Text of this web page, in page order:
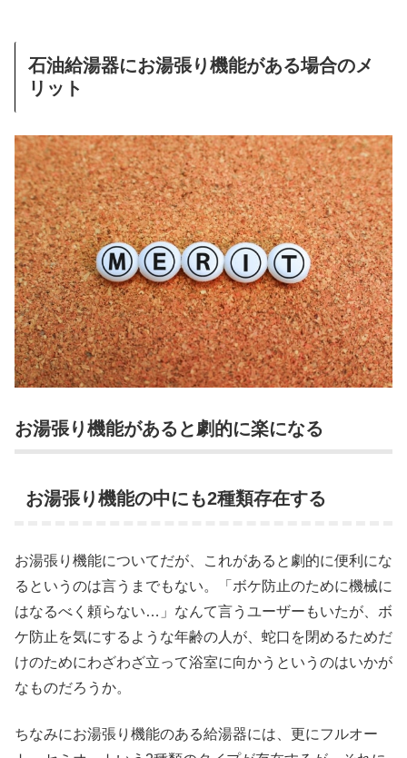
石油給湯器にお湯張り機能がある場合のメ
リット
お湯張り機能があると劇的に楽になる
お湯張り機能の中にも2種類存在する
お湯張り機能についてだが、これがあると劇的に便利にな
るというのは言うまでもない。「ボケ防止のために機械に
はなるべく頼らない…」なんて言うユーザーもいたが、ボ
ケ防止を気にするような年齢の人が、蛇口を閉めるためだ
けのためにわざわざ立って浴室に向かうというのはいかが
なものだろうか。
ちなみにお湯張り機能のある給湯器には、更にフルオー